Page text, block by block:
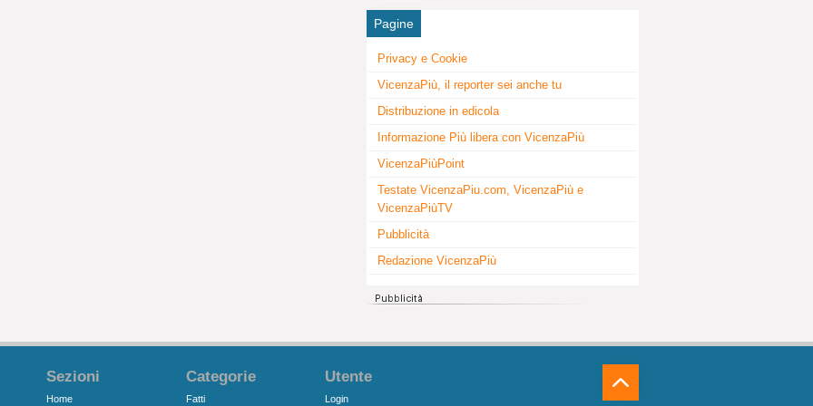
Pagine
Privacy e Cookie
VicenzaPiù, il reporter sei anche tu
Distribuzione in edicola
Informazione Più libera con VicenzaPiù
VicenzaPiùPoint
Testate VicenzaPiu.com, VicenzaPiù e
VicenzaPiùTV
Pubblicità
Redazione VicenzaPiù
Sezioni
Home
Categorie
Fatti
Utente
Login